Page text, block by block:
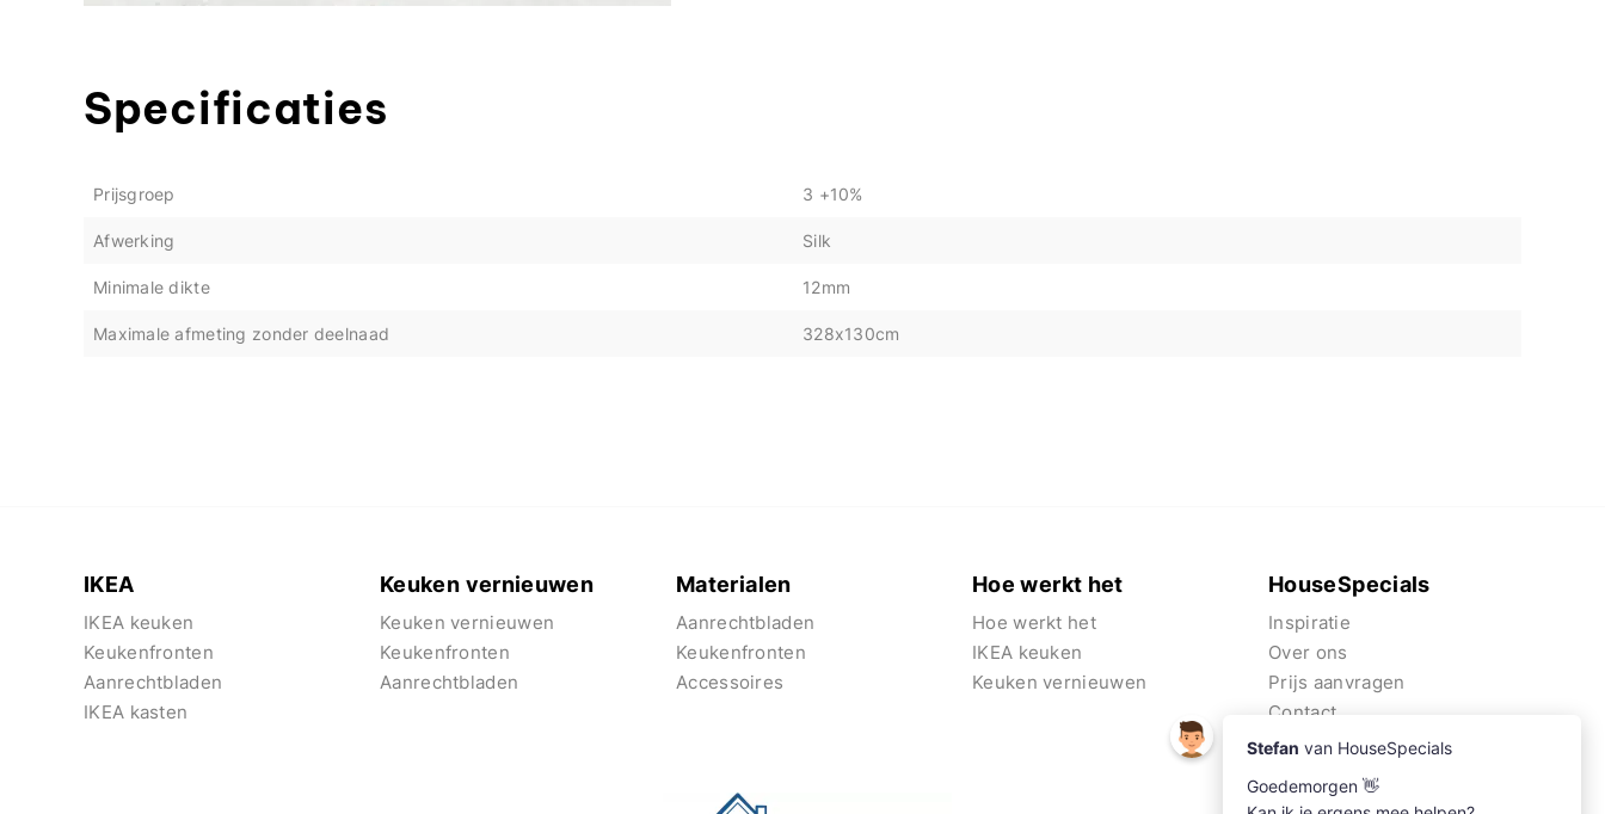
Specificaties
Prijsgroep 3 +10%
Afwerking Silk
Minimale dikte 12mm
Maximale afmeting zonder deelnaad 328x130cm
IKEA
IKEA keuken
Keukenfronten
Aanrechtbladen
IKEA kasten
Keuken vernieuwen
Keuken vernieuwen
Keukenfronten
Aanrechtbladen
Materialen
Aanrechtbladen
Keukenfronten
Accessoires
Hoe werkt het
Hoe werkt het
IKEA keuken
Keuken vernieuwen
HouseSpecials
Inspiratie
Over ons
Prijs aanvragen
Contact
Algemene voorwaarden